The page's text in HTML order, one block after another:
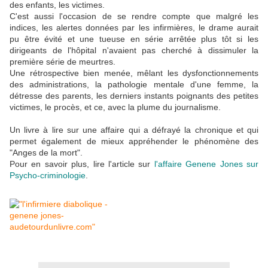
des enfants, les victimes.
C'est aussi l'occasion de se rendre compte que malgré les
indices, les alertes données par les infirmières, le drame aurait
pu être évité et une tueuse en série arrêtée plus tôt si les
dirigeants de l'hôpital n'avaient pas cherché à dissimuler la
première série de meurtres.
Une rétrospective bien menée, mêlant les dysfonctionnements
des administrations, la pathologie mentale d'une femme, la
détresse des parents, les derniers instants poignants des petites
victimes, le procès, et ce, avec la plume du journalisme.
Un livre à lire sur une affaire qui a défrayé la chronique et qui
permet également de mieux appréhender le phénomène des
"Anges de la mort".
Pour en savoir plus, lire l'article sur l'affaire Genene Jones sur
Psycho-criminologie